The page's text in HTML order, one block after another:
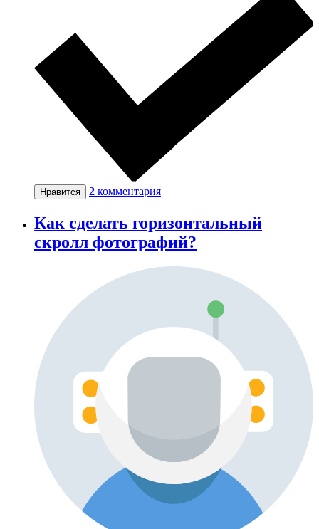
Нравится 2 комментария
Как сделать горизонтальный
скролл фотографий?